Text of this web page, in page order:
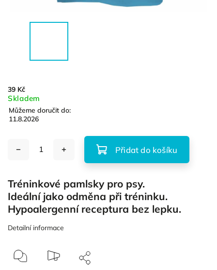
39 Kč
Skladem
Můžeme doručit do:
11.8.2026
Přidat do košíku
Tréninkové pamlsky pro psy.
Ideální jako odměna při tréninku.
Hypoalergenní receptura bez lepku.
Detailní informace